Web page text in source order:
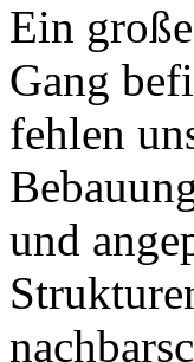
Ein
Gang
fehlen
und